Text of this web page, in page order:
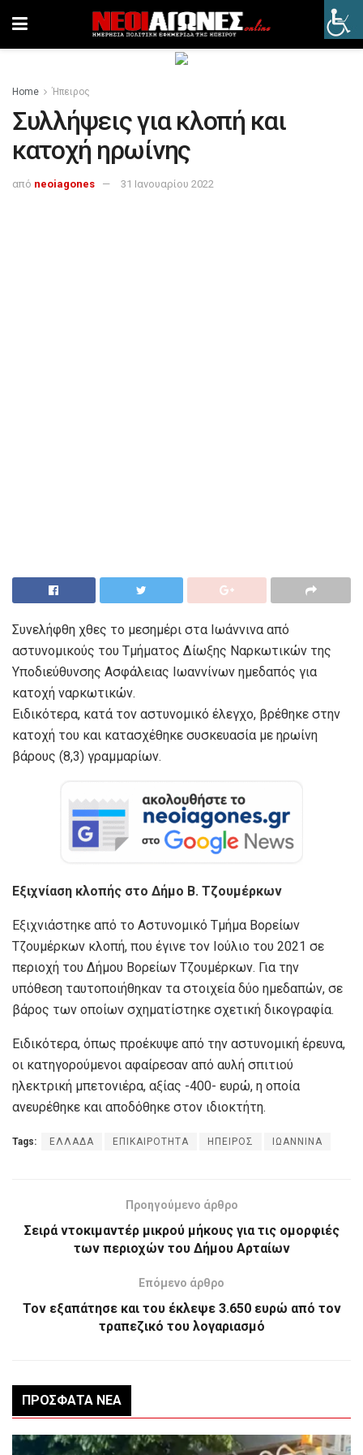
Home Ήπειρος
Συλλήψεις για κλοπή και
κατοχή ηρωίνης
από neoiagones 31 Ιανουαρίου 2022
Συνελήφθη χθες το μεσημέρι στα Ιωάννινα από
αστυνομικούς του Τμήματος Δίωξης Ναρκωτικών της
Υποδιεύθυνσης Ασφάλειας Ιωαννίνων ημεδαπός για
κατοχή ναρκωτικών.
Ειδικότερα, κατά τον αστυνομικό έλεγχο, βρέθηκε στην
κατοχή του και κατασχέθηκε συσκευασία με ηρωίνη
βάρους (8,3) γραμμαρίων.
Εξιχνίαση κλοπής στο Δήμο Β. Τζουμέρκων
Εξιχνιάστηκε από το Αστυνομικό Τμήμα Βορείων
Τζουμέρκων κλοπή, που έγινε τον Ιούλιο του 2021 σε
περιοχή του Δήμου Βορείων Τζουμέρκων. Για την
υπόθεση ταυτοποιήθηκαν τα στοιχεία δύο ημεδαπών, σε
βάρος των οποίων σχηματίστηκε σχετική δικογραφία.
Ειδικότερα, όπως προέκυψε από την αστυνομική έρευνα,
οι κατηγορούμενοι αφαίρεσαν από αυλή σπιτιού
ηλεκτρική μπετονιέρα, αξίας -400- ευρώ, η οποία
ανευρέθηκε και αποδόθηκε στον ιδιοκτήτη.
Tags: ΕΛΛΑΔΑ ΕΠΙΚΑΙΡΟΤΗΤΑ ΗΠΕΙΡΟΣ ΙΩΑΝΝΙΝΑ
Προηγούμενο άρθρο
Σειρά ντοκιμαντέρ μικρού μήκους για τις ομορφιές
των περιοχών του Δήμου Αρταίων
Επόμενο άρθρο
Τον εξαπάτησε και του έκλεψε 3.650 ευρώ από τον
τραπεζικό του λογαριασμό
ΠΡΌΣΦΑΤΑ ΝΈΑ